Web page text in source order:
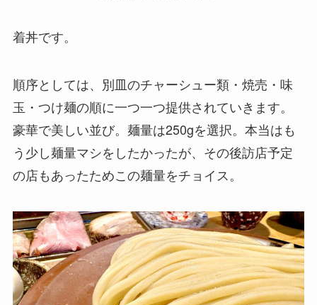
着丼です。
順序としては、別皿のチャーシュー類・焼売・味
玉・つけ麺の順に一つ一つ提供されていきます。
豪華で美しい並び。麺量は250gを選択。本当はも
う少し麺量マシをしたかったが、その後訪店予定
の店もあったためこの麺量をチョイス。